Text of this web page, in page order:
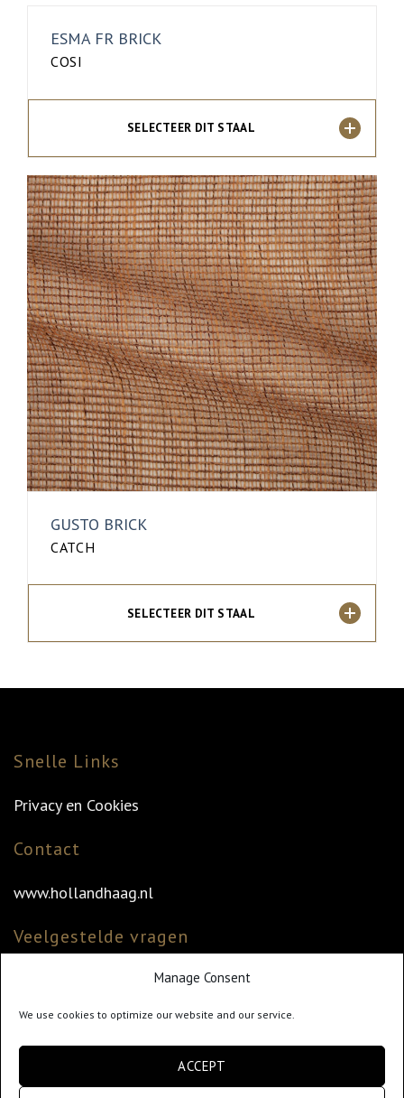
Manage Consent
We use cookies to optimize our website and our service.
ACCEPT
ESMA FR BRICK
COSI
SELECTEER DIT STAAL
GUSTO BRICK
CATCH
SELECTEER DIT STAAL
Snelle Links
Privacy en Cookies
Contact
www.hollandhaag.nl
Veelgestelde vragen
Veelgestelde vragen
Klantenservice
info@hollandhaag.nl